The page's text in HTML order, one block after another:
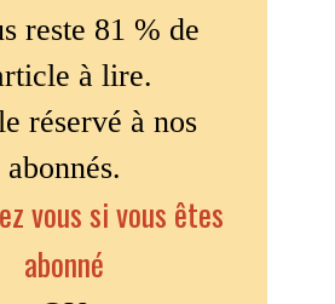
reste 81 % de
à lire.
réservé à nos
abonnés.
vous si vous êtes
abonné